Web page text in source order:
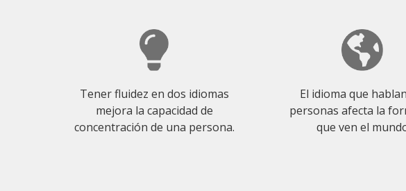
Tener fluidez en dos idiomas
mejora la capacidad de
concentración de una persona.
El idioma que
personas afecta la
que ven el